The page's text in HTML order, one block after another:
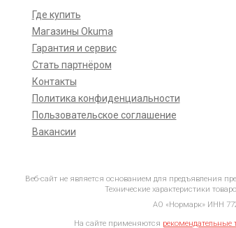
Где купить
Магазины Okuma
Гарантия и сервис
Стать партнёром
Контакты
Политика конфиденциальности
Пользовательское соглашение
Вакансии
Веб-сайт не является основанием для предъявления
Технические характеристики
АО «Нормарк» ИНН
На сайте применяются рекомендательные